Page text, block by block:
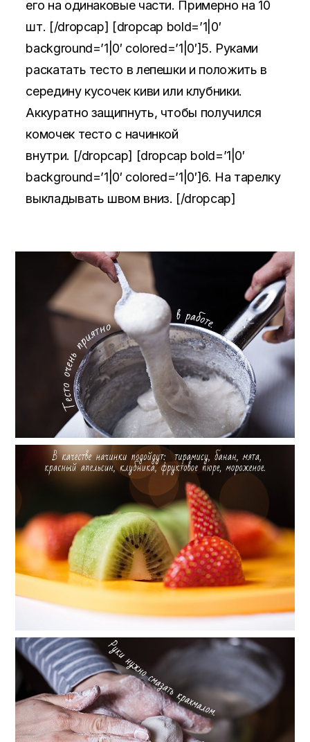
его на одинаковые части. Примерно на 10
шт. [/dropcap] [dropcap bold=’1|0′
background=’1|0′ colored=’1|0′]5. Руками
раскатать тесто в лепешки и положить в
середину кусочек киви или клубники.
Аккуратно защипнуть, чтобы получился
комочек тесто с начинкой
внутри. [/dropcap] [dropcap bold=’1|0′
background=’1|0′ colored=’1|0′]6. На тарелку
выкладывать швом вниз. [/dropcap]